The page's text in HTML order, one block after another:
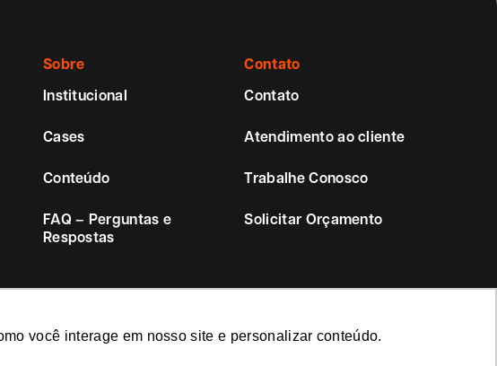
você interage em nosso site e personalizar conteúdo.
Sobre
Institucional
Cases
Conteúdo
FAQ – Perguntas e
Respostas
Contato
Contato
Atendimento ao cliente
Trabalhe Conosco
Solicitar Orçamento